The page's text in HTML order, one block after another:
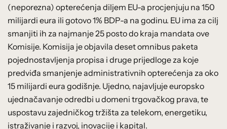
(neporezna) opterećenja diljem EU-a procjenjuju na 150
milijardi eura ili gotovo 1% BDP-a na godinu. EU ima za cilj
smanjiti ih za najmanje 25 posto do kraja mandata ove
Komisije. Komisija je objavila deset omnibus paketa
pojednostavljenja propisa i druge prijedloge za koje
predviđa smanjenje administrativnih opterećenja za oko
15 milijardi eura godišnje. Ujedno, najavljuje europsko
ujednačavanje odredbi u domeni trgovačkog prava, te
uspostavu zajedničkog tržišta za telekom, energetiku,
istraživanje i razvoj, inovacije i kapital.